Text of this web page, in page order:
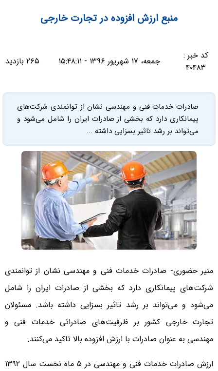
منبع ارزش افزوده در تجارت خارجی
کد خبر :
۴۰۴۸۳
جمعه، ۱۷ شهریور ۱۳۹۶ - ۱۵:۴۸:۱۱ ۲۶۵ بازدید
صادرات خدمات فنی و مهندسی نشان از توانمندی شرکت‌های
پیمانکاری دارد که بخشی از صادرات ایران را شامل می‌شود و
می‌تواند بر رشد تاثیر بسزایی داشته ...
منیر حضوری- صادرات خدمات فنی و مهندسی نشان از توانمندی
شرکت‌های پیمانکاری دارد که بخشی از صادرات ایران را شامل
می‌شود و می‌تواند بر رشد تاثیر بسزایی داشته باشد. مسئولان
تجارت خارجی کشور بر ظرفیت‌های صادراتی خدمات فنی و
مهندسی به عنوان صادرات با ارزش افزوده بالا تاکید می‌کنند.
ارزش صادرات خدمات فنی و مهندسی در ۵ ماه نخست سال ۱۳۹۲